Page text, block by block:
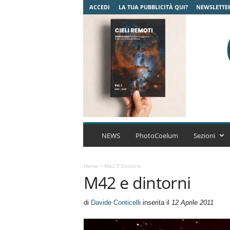
ACCEDI LA TUA PUBBLICITÀ QUI?
C
m
t
r
NEWS PhotoCoelum Sezioni
Home > M42 E Dintorni
M42 e dintorni
di Davide Conticelli inserita il 12 Aprile 2011